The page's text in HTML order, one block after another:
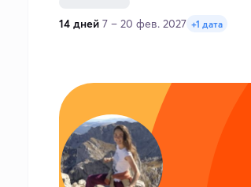
14 дней 7 – 20 фев. 2027 +1 дата